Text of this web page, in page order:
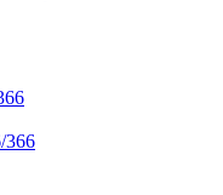
366